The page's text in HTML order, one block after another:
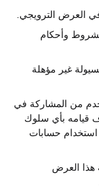
العرض الترويجي.
بشروط وأحكام
غير مؤهلة
من المشاركة في
قيامه بأي سلوك
استخدام حسابات
هذا العرض